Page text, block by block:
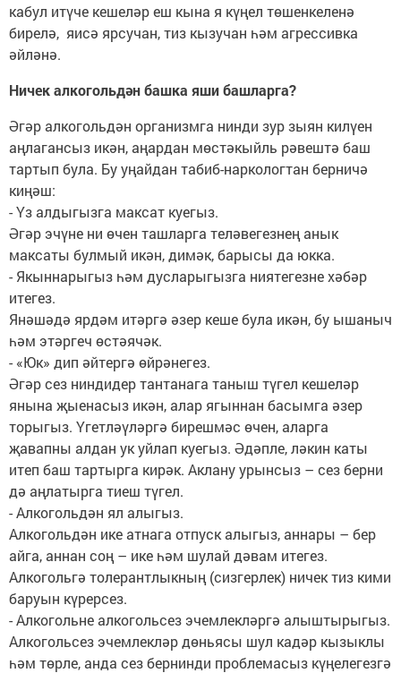
кабул итүче кешеләр еш кына я күңел төшенкеленә
бирелә, яисә ярсучан, тиз кызучан һәм агрессивка
әйләнә.
Ничек алкогольдән башка яши башларга?
Әгәр алкогольдән организмга нинди зур зыян килүен
аңлагансыз икән, аңардан мөстәкыйль рәвештә баш
тартып була. Бу уңайдан табиб-наркологтан берничә
киңәш:
- Үз алдыгызга максат куегыз.
Әгәр эчүне ни өчен ташларга теләвегезнең анык
максаты булмый икән, димәк, барысы да юкка.
- Якыннарыгыз һәм дусларыгызга ниятегезне хәбәр
итегез.
Янәшәдә ярдәм итәргә әзер кеше була икән, бу ышаныч
һәм этәргеч өстәячәк.
- «Юк» дип әйтергә өйрәнегез.
Әгәр сез ниндидер тантанага таныш түгел кешеләр
янына җыенасыз икән, алар ягыннан басымга әзер
торыгыз. Үгетләүләргә бирешмәс өчен, аларга
җавапны алдан ук уйлап куегыз. Әдәпле, ләкин каты
итеп баш тартырга кирәк. Аклану урынсыз – сез берни
дә аңлатырга тиеш түгел.
- Алкогольдән ял алыгыз.
Алкогольдән ике атнага отпуск алыгыз, аннары – бер
айга, аннан соң – ике һәм шулай дәвам итегез.
Алкогольгә толерантлыкның (сизгерлек) ничек тиз кими
баруын күрерсез.
- Алкогольне алкогольсез эчемлекләргә алыштырыгыз.
Алкогольсез эчемлекләр дөньясы шул кадәр кызыклы
һәм төрле, анда сез бернинди проблемасыз күңелегезгә